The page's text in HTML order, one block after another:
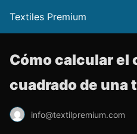
Textiles Premium
Cómo calcular el
cuadrado de una
info@textilpremium.com